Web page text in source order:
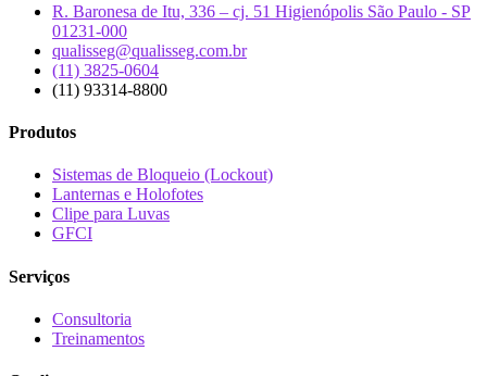
R. Baronesa de Itu, 336 – cj. 51 Higienópolis São Paulo - SP
01231-000
qualisseg@qualisseg.com.br
(11) 3825-0604
(11) 93314-8800
Produtos
Sistemas de Bloqueio (Lockout)
Lanternas e Holofotes
Clipe para Luvas
GFCI
Serviços
Consultoria
Treinamentos